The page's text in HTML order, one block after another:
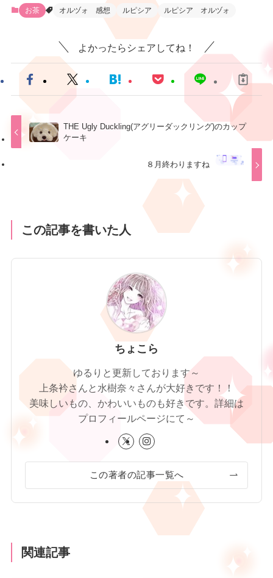
お茶 オルヅォ 感想 ルピシア ルピシア オルヅォ
よかったらシェアしてね！
THE Ugly Duckling(アグリーダックリング)のカップ
ケーキ
８月終わりますね
この記事を書いた人
ちょこら
ゆるりと更新しております～
上条衿さんと水樹奈々さんが大好きです！！
美味しいもの、かわいいものも好きです。詳細は
プロフィールページにて～
この著者の記事一覧へ
関連記事